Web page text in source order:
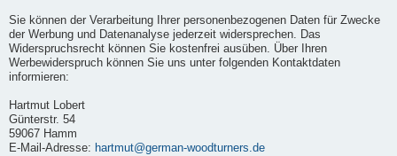
Sie können der Verarbeitung Ihrer personenbezogenen Daten für Zwecke
der Werbung und Datenanalyse jederzeit widersprechen. Das
Widerspruchsrecht können Sie kostenfrei ausüben. Über Ihren
Werbewiderspruch können Sie uns unter folgenden Kontaktdaten
informieren:
Hartmut Lobert
Günterstr. 54
59067 Hamm
E-Mail-Adresse: hartmut@german-woodturners.de